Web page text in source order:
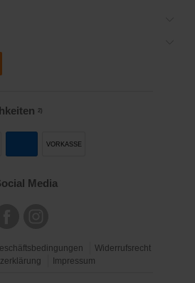
2)
VORKASSE
Media
Widerrufsrecht
Impressum